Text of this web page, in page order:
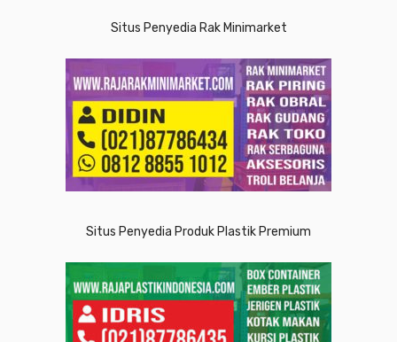
Situs Penyedia Rak Minimarket
Situs Penyedia Produk Plastik Premium